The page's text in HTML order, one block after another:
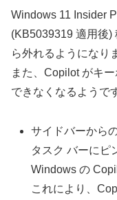
Windows 11 Insider
(KB5039319 適用後)
ら外れるようになり
また、Copilot がキ
できなくなるようで
サイドバーから
タスク バーにピ
Windows の
これにより、